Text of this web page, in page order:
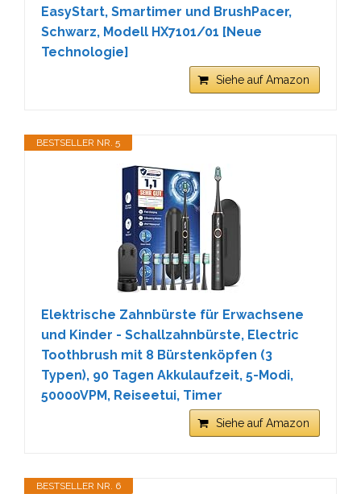
EasyStart, Smartimer und BrushPacer,
Schwarz, Modell HX7101/01 [Neue
Technologie]
Siehe auf Amazon
BESTSELLER NR. 5
Elektrische Zahnbürste für Erwachsene
und Kinder - Schallzahnbürste, Electric
Toothbrush mit 8 Bürstenköpfen (3
Typen), 90 Tagen Akkulaufzeit, 5-Modi,
50000VPM, Reiseetui, Timer
Siehe auf Amazon
BESTSELLER NR. 6